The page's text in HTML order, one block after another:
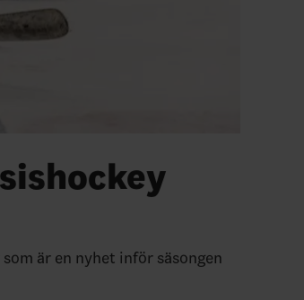
är en nyhet inför säsongen